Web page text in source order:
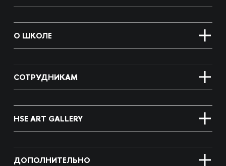
О ШКОЛЕ
СОТРУДНИКАМ
HSE ART GALLERY
ДОПОЛНИТЕЛЬНО